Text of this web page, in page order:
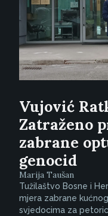
Vujović
Zatraženo
zabrane
genocid
Marija Taušan
Tužilaštvo Bosne i
mjera zabrane
svjedocima za